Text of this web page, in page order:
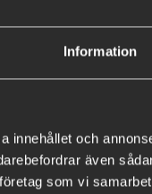
Information
innehållet och
även
som vi